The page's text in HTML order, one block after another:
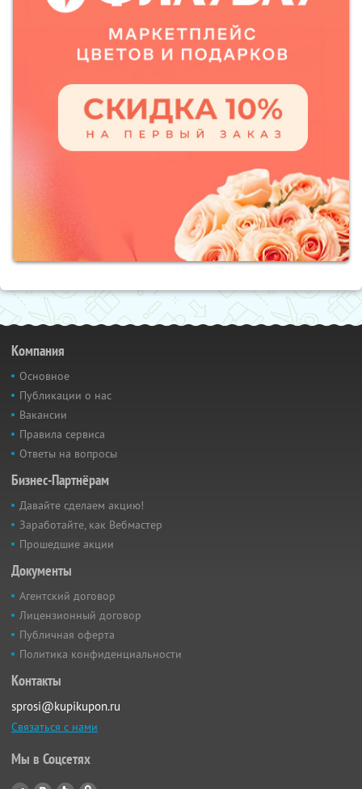
Компания
Основное
Публикации о нас
Вакансии
Правила сервиса
Ответы на вопросы
Бизнес-Партнёрам
Давайте сделаем акцию!
Заработайте, как Вебмастер
Прошедшие акции
Документы
Агентский договор
Лицензионный договор
Публичная оферта
Политика конфиденциальности
Контакты
sprosi@kupikupon.ru
Связаться с нами
Мы в Соцсетях